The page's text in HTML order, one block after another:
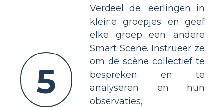
5
Verdeel de leerlingen in
kleine groepjes en geef
elke groep een andere
Smart Scene. Instrueer ze
om de scène collectief te
bespreken en te
analyseren en hun
observaties,